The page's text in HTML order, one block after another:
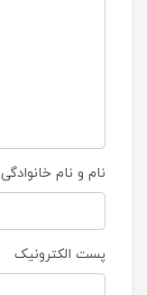
نام و نام خانوادگی
پست الکترونیک